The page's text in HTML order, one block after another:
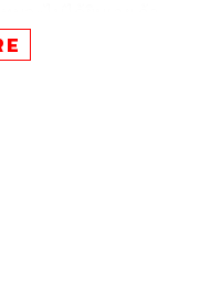
ใจว่าจะรักษาชีวิตไว้
จะฝากบอกอะไรมา